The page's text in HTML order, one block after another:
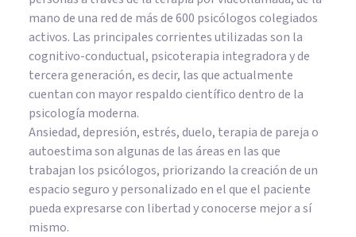
mano de una red de más de 600 psicólogos colegiados
activos. Las principales corrientes utilizadas son la
cognitivo-conductual, psicoterapia integradora y de
tercera generación, es decir, las que actualmente
cuentan con mayor respaldo científico dentro de la
psicología moderna.
Ansiedad, depresión, estrés, duelo, terapia de pareja o
autoestima son algunas de las áreas en las que
trabajan los psicólogos, priorizando la creación de un
espacio seguro y personalizado en el que el paciente
pueda expresarse con libertad y conocerse mejor a sí
mismo.